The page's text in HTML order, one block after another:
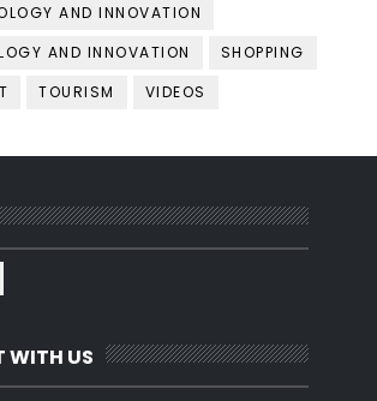
AND INNOVATION
AND INNOVATION
SHOPPING
TOURISM VIDEOS
WITH US